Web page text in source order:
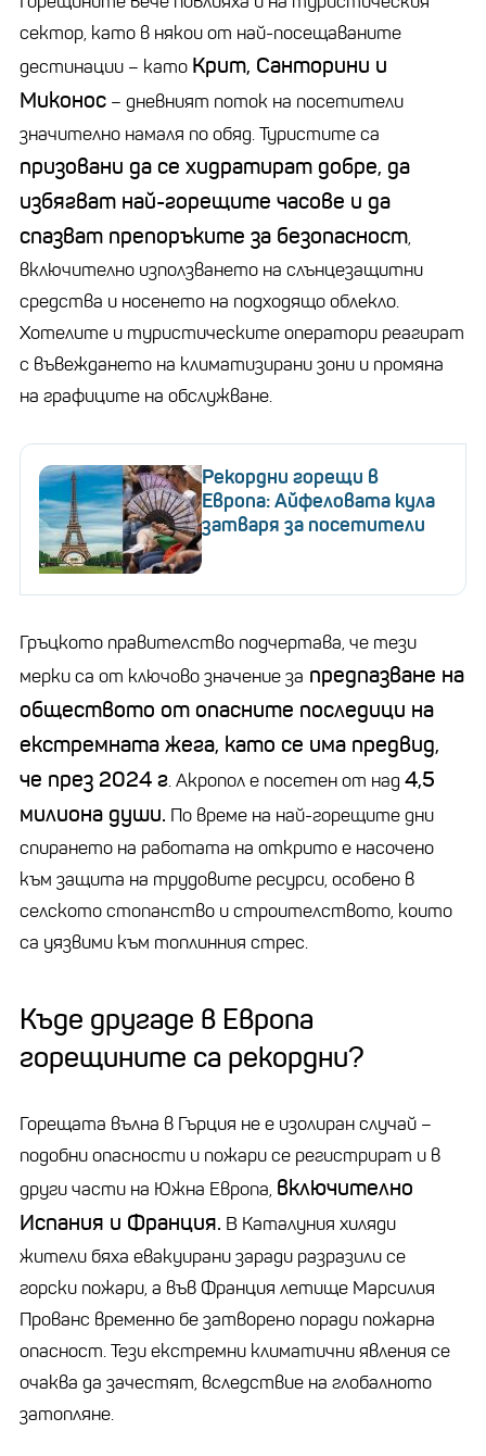
сектор, като в някои от най-посещаваните
дестинации – като Крит, Санторини и
Миконос – дневният поток на посетители
значително намаля по обяд. Туристите са
призовани да се хидратират добре, да
избягват най-горещите часове и да
спазват препоръките за безопасност,
включително използването на слънцезащитни
средства и носенето на подходящо облекло.
Хотелите и туристическите оператори реагират
с въвеждането на климатизирани зони и промяна
на графиците на обслужване.
Рекордни горещи в
Европа: Айфеловата кула
затваря за посетители
Гръцкото правителство подчертава, че тези
мерки са от ключово значение за предпазване на
обществото от опасните последици на
екстремната жега, като се има предвид,
че през 2024 г. Акропол е посетен от над 4,5
милиона души. По време на най-горещите дни
спирането на работата на открито е насочено
към защита на трудовите ресурси, особено в
селското стопанство и строителството, които
са уязвими към топлинния стрес.
Къде другаде в Европа
горещините са рекордни?
Горещата вълна в Гърция не е изолиран случай –
подобни опасности и пожари се регистрират и в
други части на Южна Европа, включително
Испания и Франция. В Каталуния хиляди
жители бяха евакуирани заради разразили се
горски пожари, а във Франция летище Марсилия
Прованс временно бе затворено поради пожарна
опасност. Тези екстремни климатични явления се
очаква да зачестят, вследствие на глобалното
затопляне.